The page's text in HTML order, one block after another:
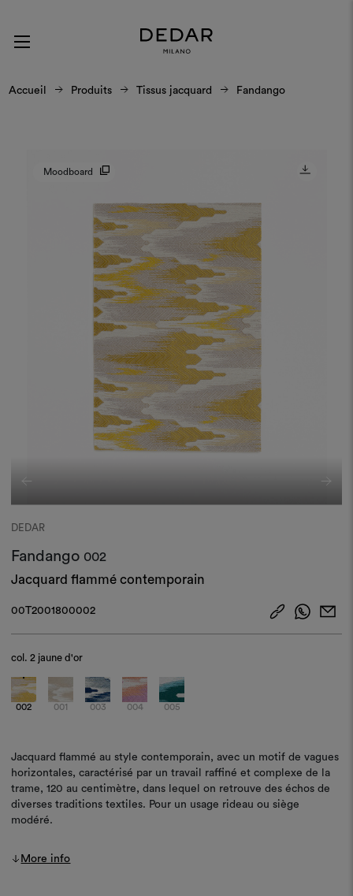
Accueil Produits Tissus jacquard Fandango
Moodboard
DEDAR
Fandango 002
Jacquard flammé contemporain
00T2001800002
col.2 jaune d'or
002 001 003 004 005
Jacquard flammé au style contemporain, avec un motif de vagues
horizontales, caractérisé par un travail raffiné et complexe de la
trame, 120 au centimètre, dans lequel on retrouve des échos de
diverses traditions textiles. Pour un usage rideau ou siège
modéré.
More info